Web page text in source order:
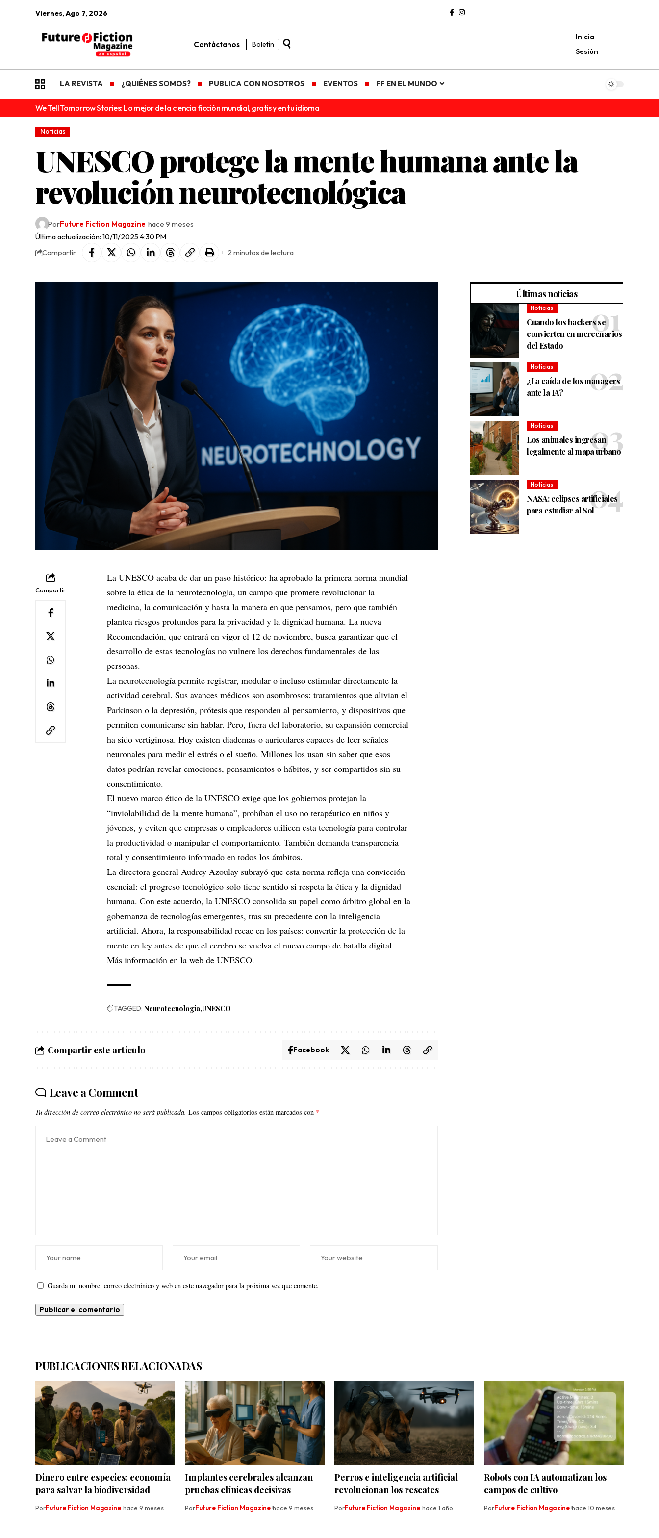
Viernes, Ago 7, 2026
Contáctanos Boletín
Inicia
Sesión
LA REVISTA ¿QUIÉNES SOMOS? PUBLICA CON NOSOTROS EVENTOS FF EN EL MUNDO
We Tell Tomorrow Stories: Lo mejor de la ciencia ficción mundial, gratis y en tu idioma
Noticias
UNESCO protege la mente humana ante la
revolución neurotecnológica
Última actualización: 10/11/2025 4:30 PM
PorFuture Fiction Magazine hace 9 meses
Compartir 2 minutos de lectura
Compartir
La UNESCO acaba de dar un paso histórico: ha aprobado la primera norma mundial
sobre la ética de la neurotecnología, un campo que promete revolucionar la
medicina, la comunicación y hasta la manera en que pensamos, pero que también
plantea riesgos profundos para la privacidad y la dignidad humana. La nueva
Recomendación, que entrará en vigor el 12 de noviembre, busca garantizar que el
desarrollo de estas tecnologías no vulnere los derechos fundamentales de las
personas.
La neurotecnología permite registrar, modular o incluso estimular directamente la
actividad cerebral. Sus avances médicos son asombrosos: tratamientos que alivian el
Parkinson o la depresión, prótesis que responden al pensamiento, y dispositivos que
permiten comunicarse sin hablar. Pero, fuera del laboratorio, su expansión comercial
ha sido vertiginosa. Hoy existen diademas o auriculares capaces de leer señales
neuronales para medir el estrés o el sueño. Millones los usan sin saber que esos
datos podrían revelar emociones, pensamientos o hábitos, y ser compartidos sin su
consentimiento.
El nuevo marco ético de la UNESCO exige que los gobiernos protejan la
“inviolabilidad de la mente humana”, prohíban el uso no terapéutico en niños y
jóvenes, y eviten que empresas o empleadores utilicen esta tecnología para controlar
la productividad o manipular el comportamiento. También demanda transparencia
total y consentimiento informado en todos los ámbitos.
La directora general Audrey Azoulay subrayó que esta norma refleja una convicción
esencial: el progreso tecnológico solo tiene sentido si respeta la ética y la dignidad
humana. Con este acuerdo, la UNESCO consolida su papel como árbitro global en la
gobernanza de tecnologías emergentes, tras su precedente con la inteligencia
artificial. Ahora, la responsabilidad recae en los países: convertir la protección de la
mente en ley antes de que el cerebro se vuelva el nuevo campo de batalla digital.
Más información en la web deUNESCO.
TAGGED: Neurotecnología UNESCO
Compartir este artículo Facebook
Leave a Comment
Tu dirección de correo electrónico no será publicada. Los campos obligatorios están marcados con *
Guarda mi nombre, correo electrónico y web en este navegador para la próxima vez que comente.
Últimas noticias
Noticias
Cuando los hackers se
convierten en mercenarios
del Estado
Noticias
¿La caída de los managers
ante la IA?
Noticias
Los animales ingresan
legalmente al mapa urbano
Noticias
NASA: eclipses artificiales
para estudiar al Sol
PUBLICACIONES RELACIONADAS
Dinero entre especies: economía
para salvar la biodiversidad
PorFuture Fiction Magazine hace 9 meses
Implantes cerebrales alcanzan
pruebas clínicas decisivas
PorFuture Fiction Magazine hace 9 meses
Perros e inteligencia artificial
revolucionan los rescates
PorFuture Fiction Magazine hace 1 año
Robots con IA automatizan los
campos de cultivo
PorFuture Fiction Magazine hace 10 meses